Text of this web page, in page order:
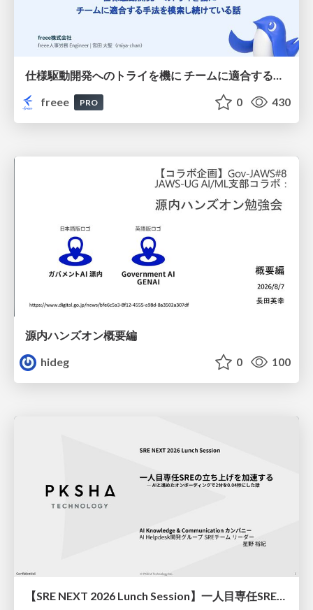
freee
PRO 0 430
源内ハンズオン概要編
hideg
0 100